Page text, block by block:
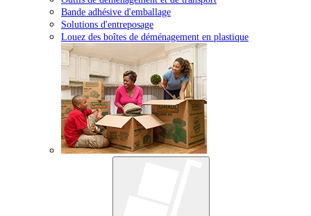
Bande adhésive d'emballage
Solutions d'entreposage
Louez des boîtes de déménagement en plastique